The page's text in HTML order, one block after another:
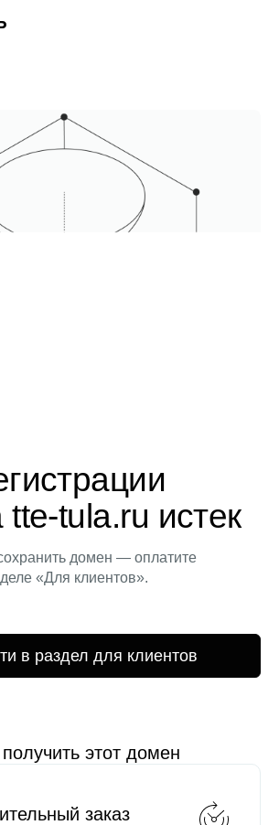
tula.ru истек
домен — оплатите
«Для клиентов».
в раздел для клиентов
этот домен
заказ